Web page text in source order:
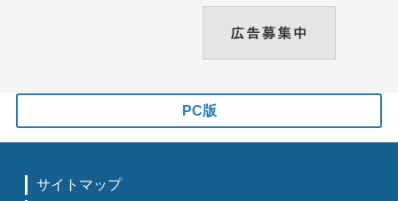
PC版
サイトマップ